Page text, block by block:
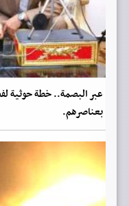
عبر البصمة.. خطة حوثية
بعناصرهم.